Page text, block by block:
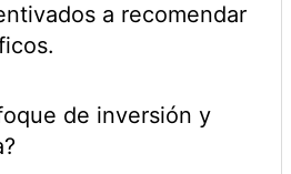
a recomendar
de inversión y